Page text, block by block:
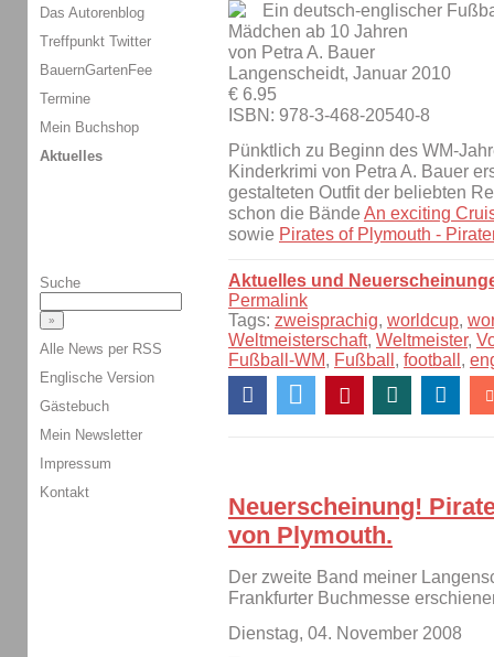
Ein deutsch-englischer
Mädchen ab 10 Jahren
von Petra A. Bauer
Langenscheidt, Januar 2010
€ 6.95
ISBN: 978-3-468-20540-8
Pünktlich zu Beginn des WM-
Kinderkrimi von Petra A. Bauer
gestalteten Outfit der beliebten
schon die Bände An exciting
sowie Pirates of Plymouth -
Aktuelles und
Permalink
Tags: zweisprachig, worldcup,
Weltmeisterschaft, Weltmeister,
Fußball-WM, Fußball , football ,
Neuerscheinung!
von Plymouth.
Der zweite Band meiner
Frankfurter Buchmesse
Dienstag, 04. November 2008
Das Autorenblog
Treffpunkt Twitter
BauernGartenFee
Termine
Mein Buchshop
Aktuelles
Suche
Alle News per RSS
Englische Version
Gästebuch
Mein Newsletter
Impressum
Kontakt